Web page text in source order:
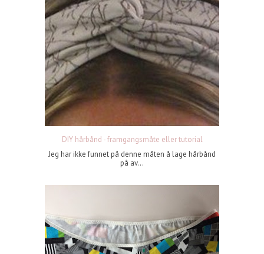
DIY hårbånd - framgangsmåte eller tutorial
Jeg har ikke funnet på denne måten å lage hårbånd
på av...